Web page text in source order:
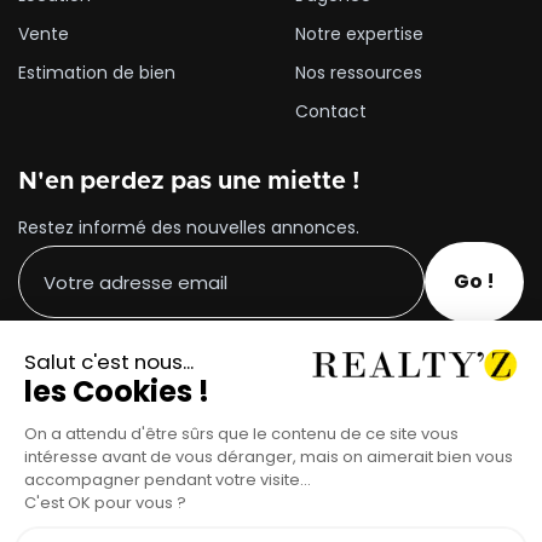
Vente
Estimation de bien
Notre expertise
Nos ressources
Contact
N'en perdez pas une miette !
Restez informé des nouvelles annonces.